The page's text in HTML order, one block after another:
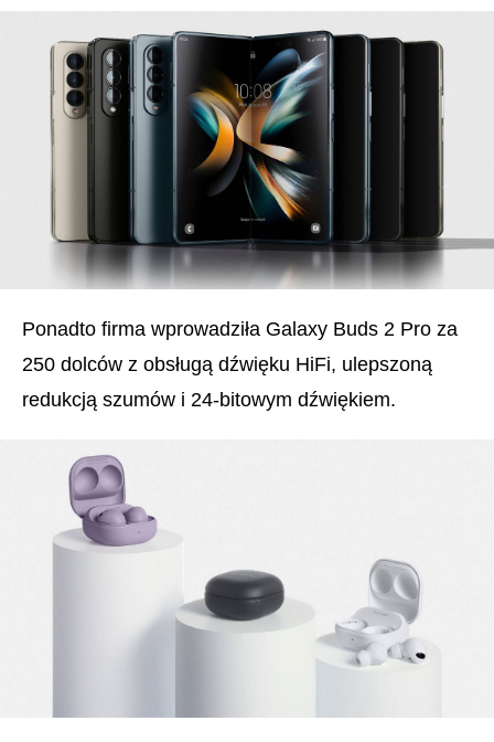
Ponadto firma wprowadziła Galaxy Buds 2 Pro za
250 dolców z obsługą dźwięku HiFi, ulepszoną
redukcją szumów i 24-bitowym dźwiękiem.